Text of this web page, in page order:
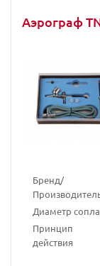
Аэрограф
Бренд/
Диаметр сопла
Принцип
действия